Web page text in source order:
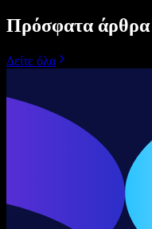
Πρόσφατα άρθρα
Δείτε όλα